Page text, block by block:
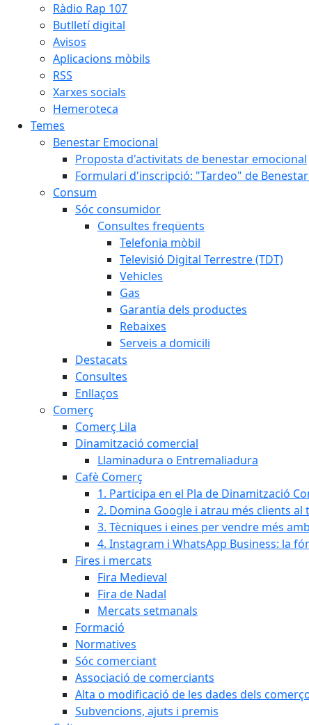
Ràdio Rap 107
Butlletí digital
Avisos
Aplicacions mòbils
RSS
Xarxes socials
Hemeroteca
Temes
Benestar Emocional
Proposta d'activitats de benestar emocional
Formulari d'inscripció: "Tardeo" de
Consum
Sóc consumidor
Consultes freqüents
Telefonia mòbil
Televisió Digital Terrestre (TDT)
Vehicles
Gas
Garantia dels productes
Rebaixes
Serveis a domicili
Destacats
Consultes
Enllaços
Comerç
Comerç Lila
Dinamització comercial
Llaminadura o Entremaliadura
Cafè Comerç
1. Participa en el Pla de Dinamització
2. Domina Google i atrau més clients al
3. Tècniques i eines per vendre més
4. Instagram i WhatsApp Business: la
Fires i mercats
Fira Medieval
Fira de Nadal
Mercats setmanals
Formació
Normatives
Sóc comerciant
Associació de comerciants
Alta o modificació de les dades dels
Subvencions, ajuts i premis